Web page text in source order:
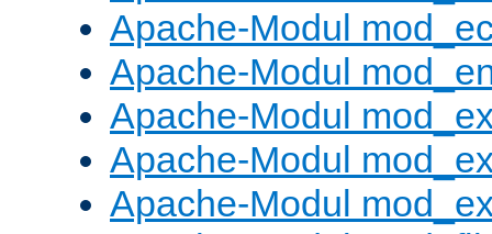
Apache-Modul
Apache-Modul
Apache-Modul
Apache-Modul
Apache-Modul